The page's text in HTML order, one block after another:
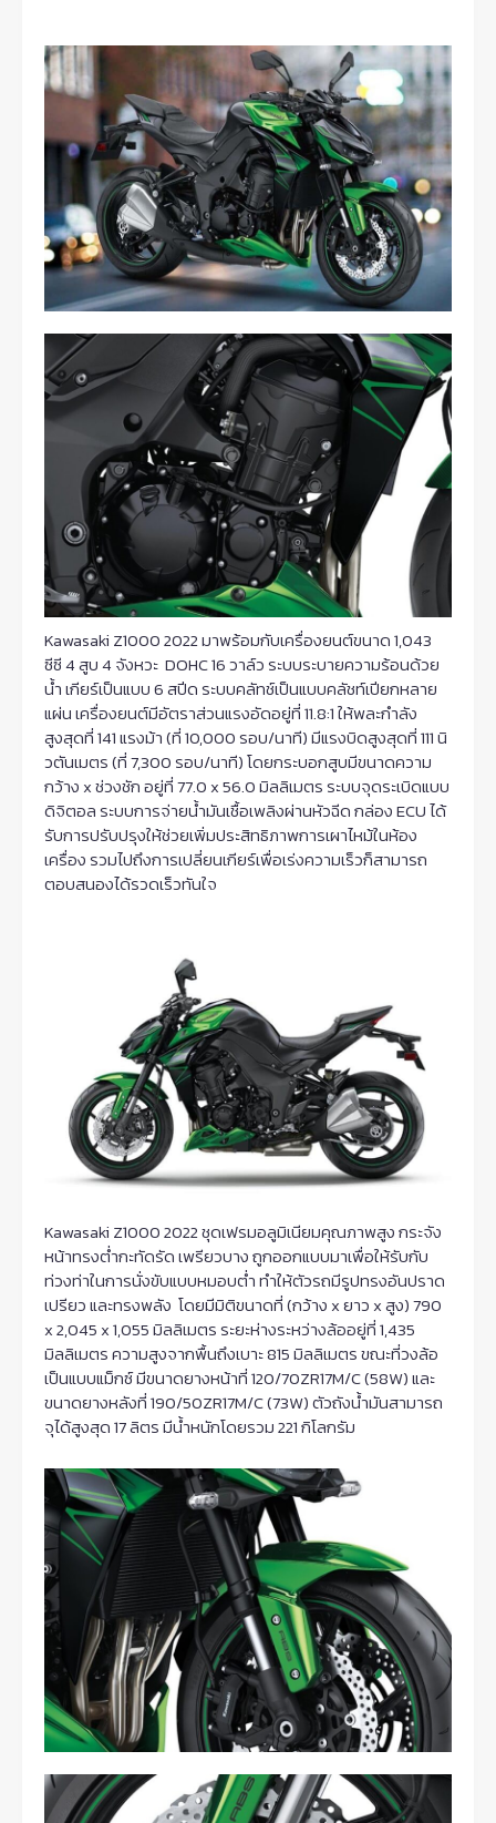
Kawasaki Z1000 2022 มาพร้อมกับเครื่องยนต์ขนาด 1,043
ซีซี 4 สูบ 4 จังหวะ DOHC 16 วาล์ว ระบบระบายความร้อนด้วย
น้ำ เกียร์เป็นแบบ 6 สปีด ระบบคลัทช์เป็นแบบคลัชท์เปียกหลาย
แผ่น เครื่องยนต์มีอัตราส่วนแรงอัดอยู่ที่ 11.8:1 ให้พละกำลัง
สูงสุดที่ 141 แรงม้า (ที่ 10,000 รอบ/นาที) มีแรงบิดสูงสุดที่ 111 นิ
วตันเมตร (ที่ 7,300 รอบ/นาที) โดยกระบอกสูบมีขนาดความ
กว้าง x ช่วงชัก อยู่ที่ 77.0 x 56.0 มิลลิเมตร ระบบจุดระเบิดแบบ
ดิจิตอล ระบบการจ่ายน้ำมันเชื้อเพลิงผ่านหัวฉีด กล่อง ECU ได้
รับการปรับปรุงให้ช่วยเพิ่มประสิทธิภาพการเผาไหม้ในห้อง
เครื่อง รวมไปถึงการเปลี่ยนเกียร์เพื่อเร่งความเร็วก็สามารถ
ตอบสนองได้รวดเร็วทันใจ
Kawasaki Z1000 2022 ชุดเฟรมอลูมิเนียมคุณภาพสูง กระจัง
หน้าทรงต่ำกะทัดรัด เพรียวบาง ถูกออกแบบมาเพื่อให้รับกับ
ท่วงท่าในการนั่งขับแบบหมอบต่ำ ทำให้ตัวรถมีรูปทรงอันปราด
เปรียว และทรงพลัง โดยมีมิติขนาดที่ (กว้าง x ยาว x สูง) 790
x 2,045 x 1,055 มิลลิเมตร ระยะห่างระหว่างล้ออยู่ที่ 1,435
มิลลิเมตร ความสูงจากพื้นถึงเบาะ 815 มิลลิเมตร ขณะที่วงล้อ
เป็นแบบแม็กซ์ มีขนาดยางหน้าที่ 120/70ZR17M/C (58W) และ
ขนาดยางหลังที่ 190/50ZR17M/C (73W) ตัวถังน้ำมันสามารถ
จุได้สูงสุด 17 ลิตร มีน้ำหนักโดยรวม 221 กิโลกรัม